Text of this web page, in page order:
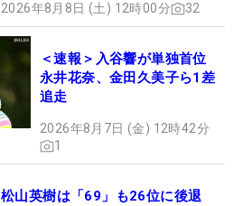
2026年8月8日 (土) 12時00分 32
＜速報＞入谷響が単独首位
永井花奈、金田久美子ら1差
追走
2026年8月7日 (金) 12時42分
1
松山英樹は「69」も26位に後退